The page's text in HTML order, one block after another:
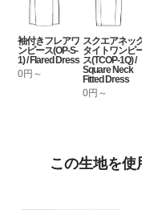
袖付きフレアワ
ンピース(OP-S-
1) / Flared Dress
0円～
スクエアネッ
タイトワンピ
ス(TCOP-1Q) /
Square Neck
Fitted Dress
0円～
この生地を